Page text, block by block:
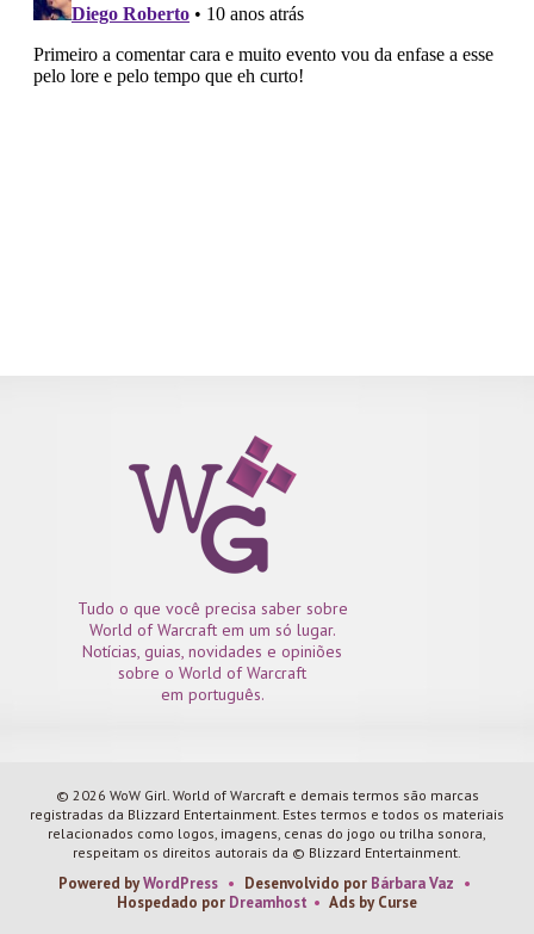
Tudo o que você precisa saber sobre
World of Warcraft em um só lugar.
Notícias, guias, novidades e opiniões
sobre o World of Warcraft
em português.
© 2026 WoW Girl. World of Warcraft e demais termos são marcas
registradas da Blizzard Entertainment. Estes termos e todos os materiais
relacionados como logos, imagens, cenas do jogo ou trilha sonora,
respeitam os direitos autorais da © Blizzard Entertainment.
Powered byWordPress • Desenvolvido por Bárbara Vaz •
Hospedado por Dreamhost • Ads by Curse